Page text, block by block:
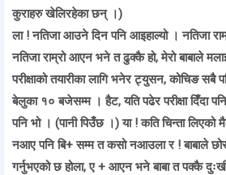
कुराहरु खेलिरहेका छन् ।)
ला ! नतिजा आउने दिन पनि आइहाल्यो । नतिजा
नतिजा राम्रो आएन भने त ढुक्कै हो, मेरो बाबाले
परीक्षाको तयारीका लागि भनेर ट्युसन, कोचिङ सबै
बेलुका १० बजेसम्म । हैट, यति पढेर परीक्षा दिँदा
पनि भो । (पानी पिउँछ ।) या ! कति चिन्ता लिएको
नआए पनि बि+ सम्म त कसो नआउला र ! बाबाले
गर्नुभएको छ होला, ए + आएन भने बाबा त पक्कै